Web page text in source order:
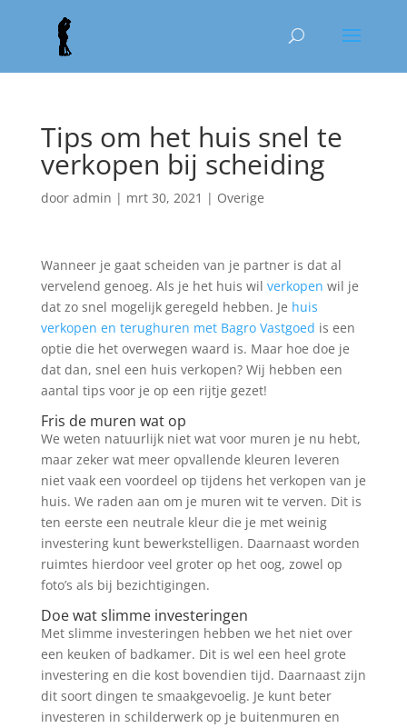
Tips om het huis snel te
verkopen bij scheiding
door admin | mrt 30, 2021 | Overige
Wanneer je gaat scheiden van je partner is dat al
vervelend genoeg. Als je het huis wil verkopen wil je
dat zo snel mogelijk geregeld hebben. Je huis
verkopen en terughuren met Bagro Vastgoed is een
optie die het overwegen waard is. Maar hoe doe je
dat dan, snel een huis verkopen? Wij hebben een
aantal tips voor je op een rijtje gezet!
Fris de muren wat op
We weten natuurlijk niet wat voor muren je nu hebt,
maar zeker wat meer opvallende kleuren leveren
niet vaak een voordeel op tijdens het verkopen van je
huis. We raden aan om je muren wit te verven. Dit is
ten eerste een neutrale kleur die je met weinig
investering kunt bewerkstelligen. Daarnaast worden
ruimtes hierdoor veel groter op het oog, zowel op
foto’s als bij bezichtigingen.
Doe wat slimme investeringen
Met slimme investeringen hebben we het niet over
een keuken of badkamer. Dit is wel een heel grote
investering en die kost bovendien tijd. Daarnaast zijn
dit soort dingen te smaakgevoelig. Je kunt beter
investeren in schilderwerk op je buitenmuren en